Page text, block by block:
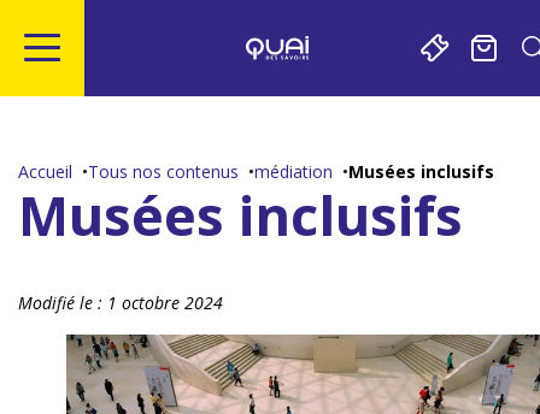
contenu
pied
Accueil Tous nos contenus médiation Musées inclusifs
Musées inclusifs
Modifié le : 1 octobre 2024